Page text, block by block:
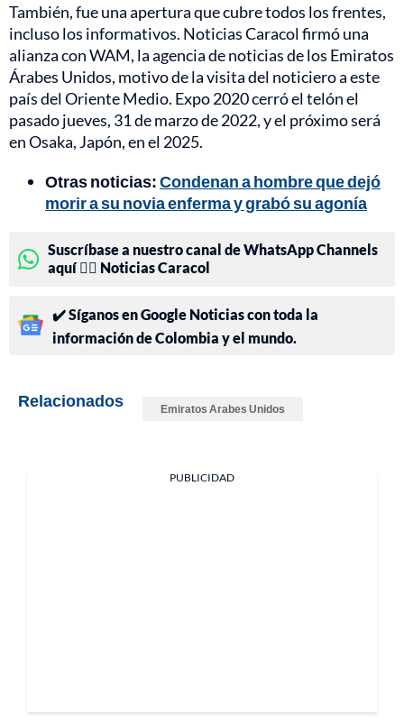
También, fue una apertura que cubre todos los frentes,
incluso los informativos. Noticias Caracol firmó una
alianza con WAM, la agencia de noticias de los Emiratos
Árabes Unidos, motivo de la visita del noticiero a este
país del Oriente Medio. Expo 2020 cerró el telón el
pasado jueves, 31 de marzo de 2022, y el próximo será
en Osaka, Japón, en el 2025.
Otras noticias:Condenan a hombre que dejó
morir a su novia enferma y grabó su agonía
Suscríbase a nuestro canal de WhatsApp Channels
aquí 👉🏻 Noticias Caracol
✔️ Síganos en Google Noticias con toda la
información de Colombia y el mundo.
Relacionados Emiratos Arabes Unidos
PUBLICIDAD